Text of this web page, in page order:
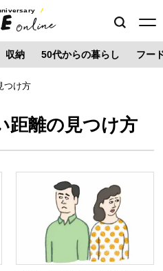
収納 50代からの暮らし フー
つけ方
距離の見つけ方